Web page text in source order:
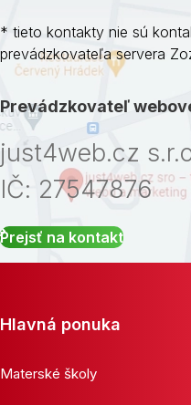
* tieto kontakty nie sú
prevádzkovateľa servera
Prevádzkovateľ
just4web.cz
IČ: 27547876
Prejsť na kontakt
Hlavná ponuka
Materské školy